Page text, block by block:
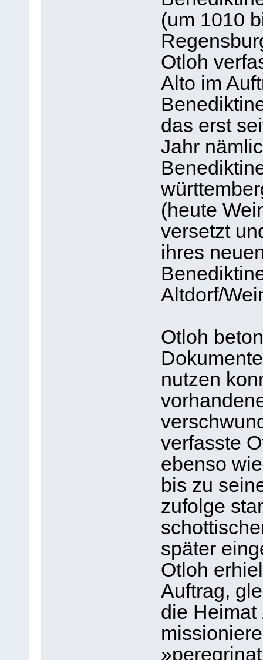
(um 1010
Otloh
Alto im
das erst
Jahr
(heute
versetzt
ihres
Altdorf/
Otloh
nutzen
verfasste
ebenso
bis zu
zufolge
später
Otloh
Auftrag,
die Heimat